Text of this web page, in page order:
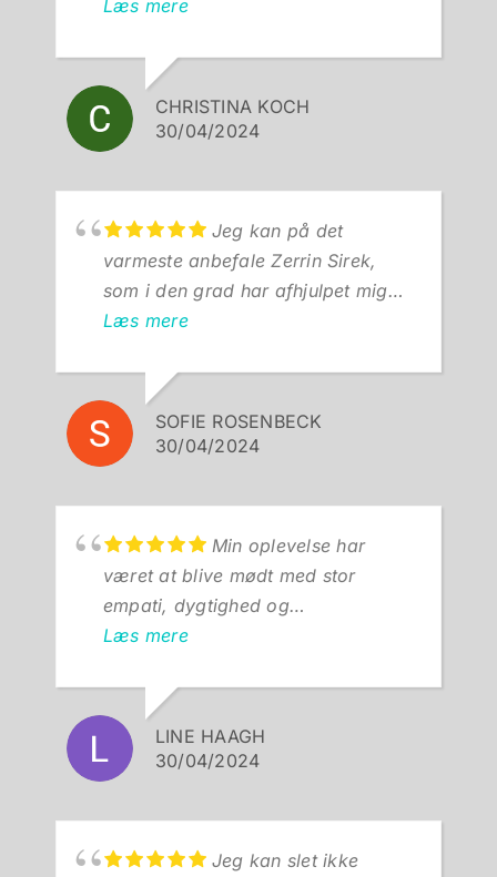
til et stressforløb. Kæmpe
Læs mere
CHRISTINA KOCH
30/04/2024
Jeg kan på det
varmeste anbefale Zerrin Sirek,
som i den grad har afhjulpet mig
med følgerne af en hjernerystelse,
nakke- og kæbespændinger. Zerrin
er super dygtig!
Læs mere
SOFIE ROSENBECK
30/04/2024
Min oplevelse har
været at blive mødt med stor
empati, dygtighed og
professionalisme. Zerrin har virkelig
Læs mere
LINE HAAGH
30/04/2024
Jeg kan slet ikke